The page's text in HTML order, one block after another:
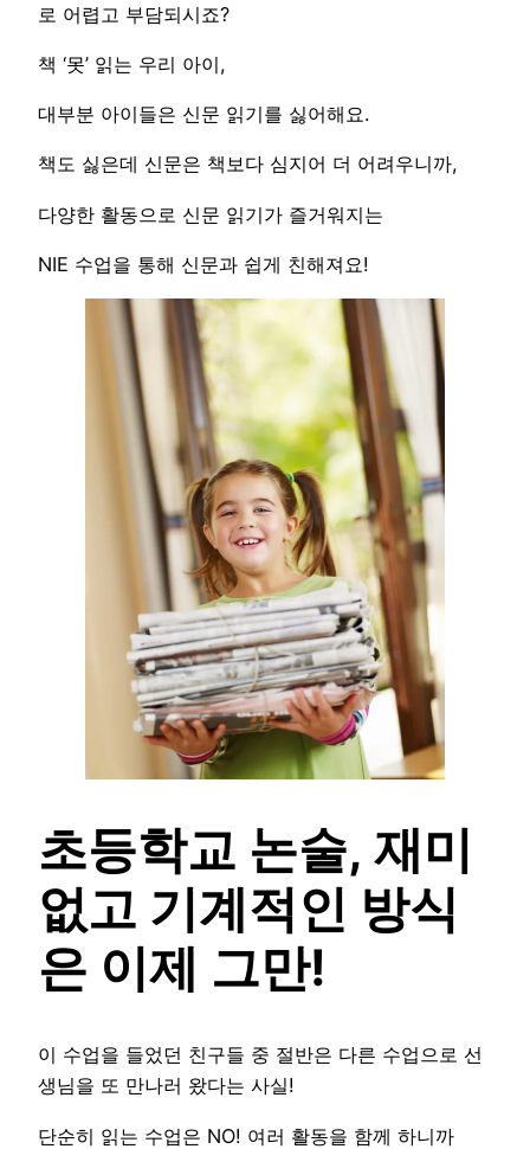
로 어렵고 부담되시죠?
책 ‘못’ 읽는 우리 아이,
대부분 아이들은 신문 읽기를 싫어해요.
책도 싫은데 신문은 책보다 심지어 더 어려우니까,
다양한 활동으로 신문 읽기가 즐거워지는
NIE 수업을 통해 신문과 쉽게 친해져요!
초등학교 논술, 재미
없고 기계적인 방식
은 이제 그만!
이 수업을 들었던 친구들 중 절반은 다른 수업으로 선
생님을 또 만나러 왔다는 사실!
단순히 읽는 수업은 NO! 여러 활동을 함께 하니까